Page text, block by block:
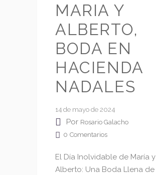
MARIA Y
ALBERTO,
BODA EN
HACIENDA
NADALES
14 de mayo de 2024
Por Rosario Galacho
0 Comentarios
El Día Inolvidable de María y
Alberto: Una Boda Llena de